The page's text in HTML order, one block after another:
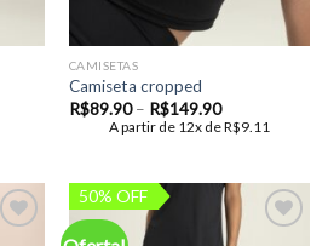
CAMISETAS
Camiseta cropped
R$89.90 – R$149.90Faixa
de
preço:
R$149.90
A partir de 12x deR$9.11
50% OFF